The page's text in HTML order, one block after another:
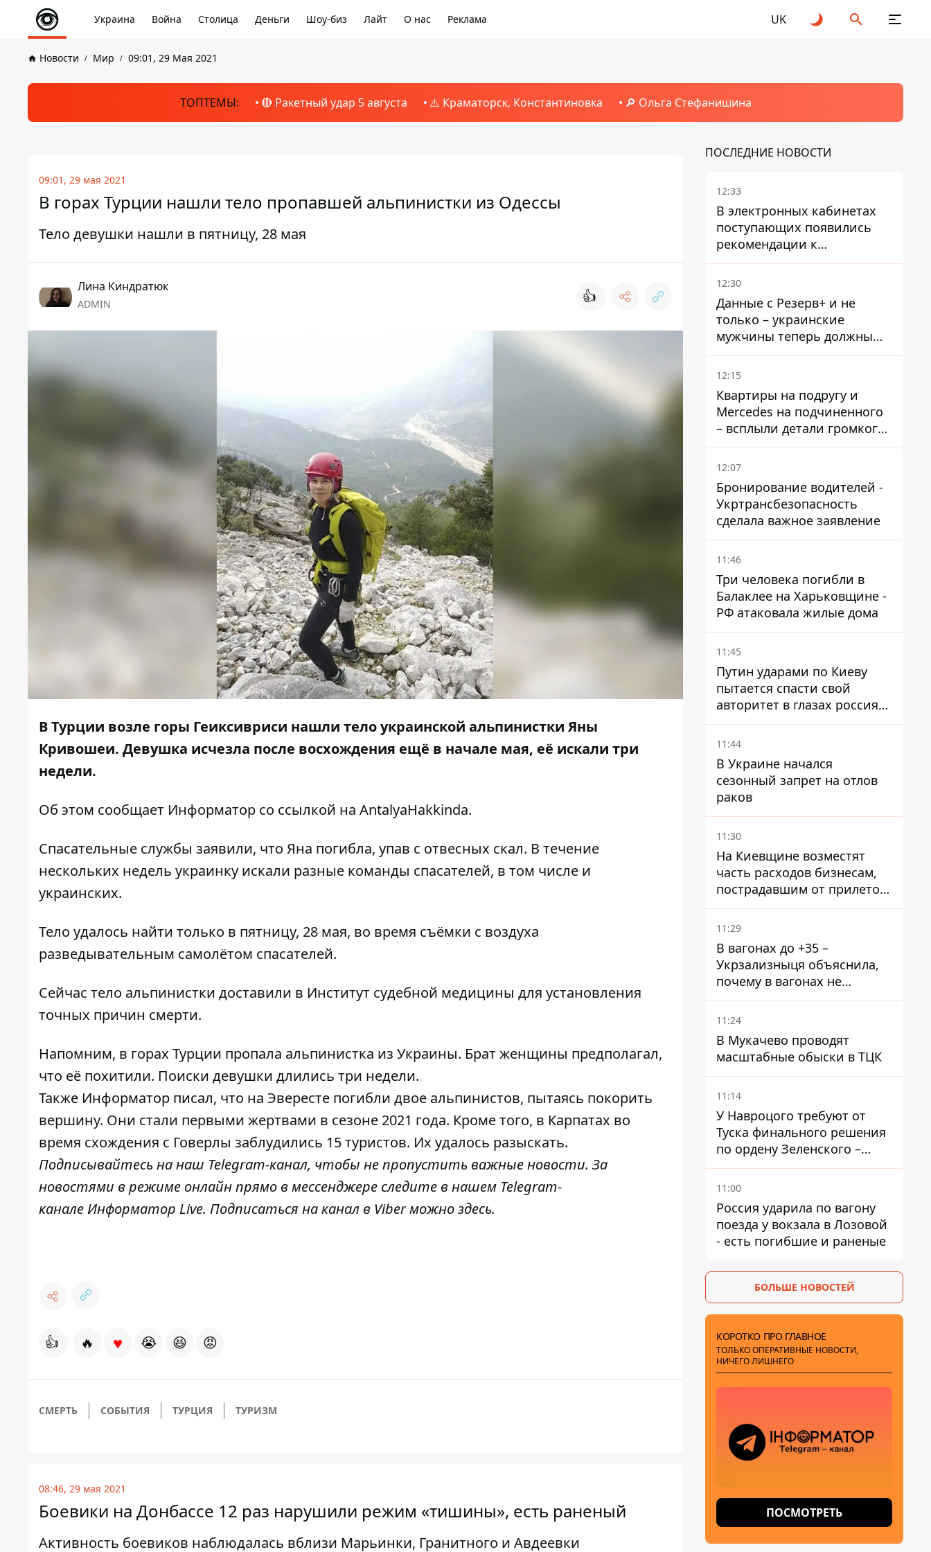
Украина Война Столица Деньги Шоу-биз Лайт О нас Реклама UK
Новости Мир 09:01, 29 Мая 2021
ТОПТЕМЫ: 🔴 Ракетный удар 5 августа ⚠️ Краматорск, Константиновка 🔎 Ольга Стефанишина
09:01, 29 мая 2021
В горах Турции нашли тело пропавшей альпинистки из Одессы
Тело девушки нашли в пятницу, 28 мая
Лина Киндратюк
ADMIN 👍
В Турции возле горы Геиксивриси нашли тело украинской альпинистки Яны
Кривошеи. Девушка исчезла после восхождения ещё в начале мая, её искали три
недели.
Об этом сообщает Информатор со ссылкой на AntalyaHakkinda.
Спасательные службы заявили, что Яна погибла, упав с отвесных скал. В течение
нескольких недель украинку искали разные команды спасателей, в том числе и
украинских.
Тело удалось найти только в пятницу, 28 мая, во время съёмки с воздуха
разведывательным самолётом спасателей.
Сейчас тело альпинистки доставили в Институт судебной медицины для установления
точных причин смерти.
Напомним, в горах Турции пропала альпинистка из Украины. Брат женщины предполагал,
что её похитили. Поиски девушки длились три недели.
Также Информатор писал, что на Эвересте погибли двое альпинистов, пытаясь покорить
вершину. Они стали первыми жертвами в сезоне 2021 года. Кроме того, в Карпатах во
время схождения с Говерлы заблудились 15 туристов. Их удалось разыскать.
Подписывайтесь на наш Telegram-канал, чтобы не пропустить важные новости. За
новостями в режиме онлайн прямо в мессенджере следите в нашем Telegram-
канале Информатор Live. Подписаться на канал в Viber можноздесь.
👍 🔥 ♥ 😭 😆 😡
СМЕРТЬ СОБЫТИЯ ТУРЦИЯ ТУРИЗМ
08:46, 29 мая 2021
Боевики на Донбассе 12 раз нарушили режим «тишины», есть раненый
Активность боевиков наблюдалась вблизи Марьинки, Гранитного и Авдеевки
ПОСЛЕДНИЕ НОВОСТИ
12:33
В электронных кабинетах
поступающих появились
рекомендации к
зачислению на бакалавриат
и в магистратуру – что
12:30
Данные с Резерв+ и не
только – украинские
мужчины теперь должны
доказать непригодность к
службе, чтобы получить
12:15
Квартиры на подругу и
Mercedes на подчиненного
– всплыли детали громкого
дела НАБУ против
Стефанишиной
12:07
Бронирование водителей -
Укртрансбезопасность
сделала важное заявление
11:46
Три человека погибли в
Балаклее на Харьковщине -
РФ атаковала жилые дома
11:45
Путин ударами по Киеву
пытается спасти свой
авторитет в глазах россиян:
диктатор находится под
давлением - Sky News
11:44
В Украине начался
сезонный запрет на отлов
раков
11:30
На Киевщине возместят
часть расходов бизнесам,
пострадавшим от прилетов
ракет
11:29
В вагонах до +35 –
Укрзализныця объяснила,
почему в вагонах не
работают кондиционеры во
время жары
11:24
В Мукачево проводят
масштабные обыски в ТЦК
11:14
У Навроцого требуют от
Туска финального решения
по ордену Зеленского –
найдите в себе мужество
11:00
Россия ударила по вагону
поезда у вокзала в Лозовой
- есть погибшие и раненые
БОЛЬШЕ НОВОСТЕЙ
КОРОТКО ПРО ГЛАВНОЕ
ТОЛЬКО ОПЕРАТИВНЫЕ НОВОСТИ,
НИЧЕГО ЛИШНЕГО
ПОСМОТРЕТЬ